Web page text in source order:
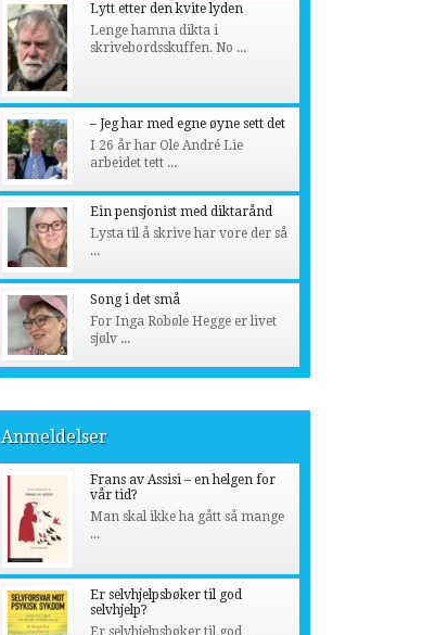
Lytt etter den kvite lyden
Lenge hamna dikta i
skrivebordsskuffen. No ...
– Jeg har med egne øyne sett det
I 26 år har Ole André Lie
arbeidet tett ...
Ein pensjonist med diktarånd
Lysta til å skrive har vore der så
...
Song i det små
For Inga Robøle Hegge er livet
sjølv ...
Anmeldelser
Frans av Assisi – en helgen for
vår tid?
Man skal ikke ha gått så mange
...
Er selvhjelpsbøker til god
selvhjelp?
Er selvhjelpsbøker til god